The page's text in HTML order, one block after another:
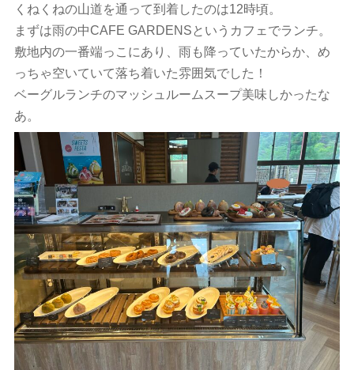
くねくねの山道を通って到着したのは12時頃。
まずは雨の中CAFE GARDENSというカフェでランチ。
敷地内の一番端っこにあり、雨も降っていたからか、め
っちゃ空いていて落ち着いた雰囲気でした！
ベーグルランチのマッシュルームスープ美味しかったな
あ。